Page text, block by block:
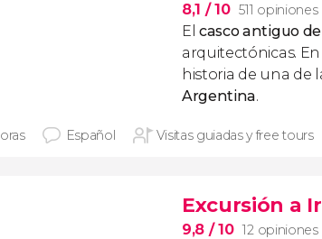
8,1 / 10 511 opiniones
Elcasco antiguo
arquitectónicas.
historia de una de
Argentina.
Español Visitas guiadas y free tours
Excursión a
9,8 / 10 12 opiniones